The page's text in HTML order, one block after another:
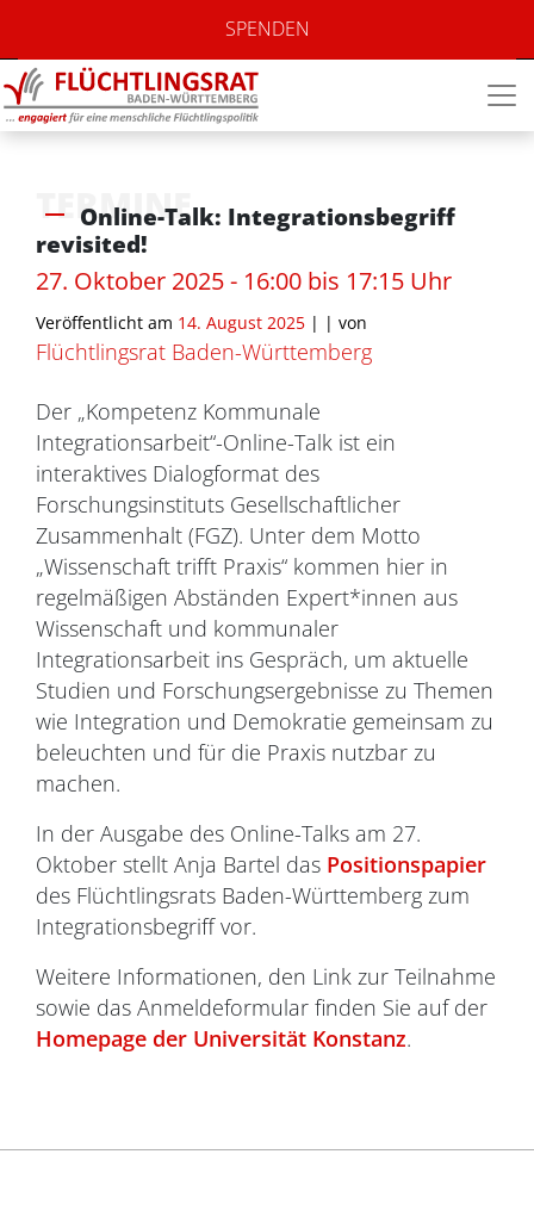
SPENDEN
TERMINE
Online-Talk: Integrationsbegriff
revisited!
27. Oktober 2025 - 16:00 bis 17:15 Uhr
Veröffentlicht am 14. August 2025 | | von
Flüchtlingsrat Baden-Württemberg
Der „Kompetenz Kommunale
Integrationsarbeit“-Online-Talk ist ein
interaktives Dialogformat des
Forschungsinstituts Gesellschaftlicher
Zusammenhalt (FGZ). Unter dem Motto
„Wissenschaft trifft Praxis“ kommen hier in
regelmäßigen Abständen Expert*innen aus
Wissenschaft und kommunaler
Integrationsarbeit ins Gespräch, um aktuelle
Studien und Forschungsergebnisse zu Themen
wie Integration und Demokratie gemeinsam zu
beleuchten und für die Praxis nutzbar zu
machen.
In der Ausgabe des Online-Talks am 27.
Oktober stellt Anja Bartel das Positionspapier
des Flüchtlingsrats Baden-Württemberg zum
Integrationsbegriff vor.
Weitere Informationen, den Link zur Teilnahme
sowie das Anmeldeformular finden Sie auf der
Homepage der Universität Konstanz.